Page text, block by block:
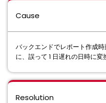
Cause
バックエンドでレポート作成
に、誤って 1 日遅れの日時に変
Resolution